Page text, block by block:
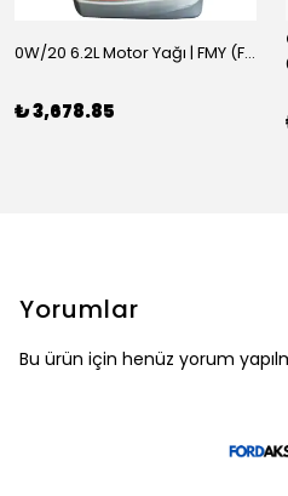
0W/20 6.2L Motor Yağı | FMY (Ford Motor Yağları)
₺ 3,678.85
Yorumlar
Bu ürün için henüz yorum